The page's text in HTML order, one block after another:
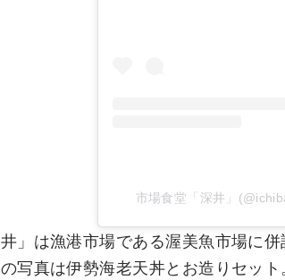
市場食堂「深井」
」は漁港市場である渥美魚市場に
写真は伊勢海老天丼とお造りセッ